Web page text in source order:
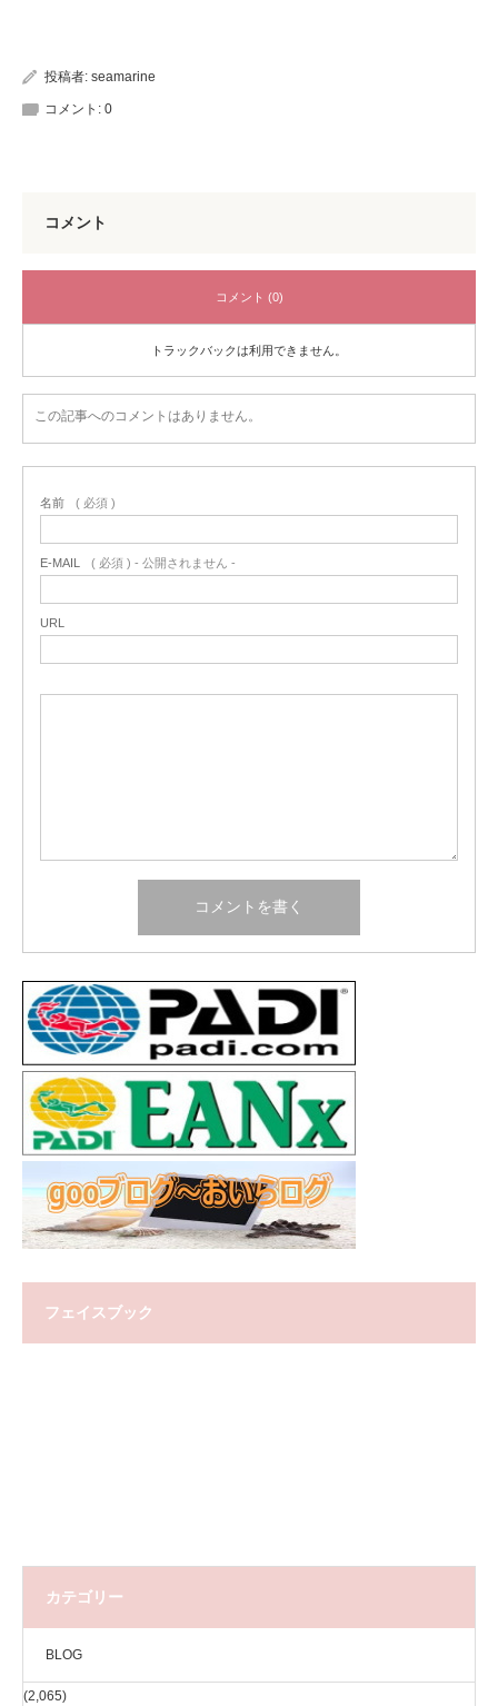
投稿者: seamarine
コメント: 0
コメント
コメント (0)
トラックバックは利用できません。
この記事へのコメントはありません。
名前 ( 必須 )
E-MAIL ( 必須 ) - 公開されません -
URL
フェイスブック
カテゴリー
BLOG
(2,065)